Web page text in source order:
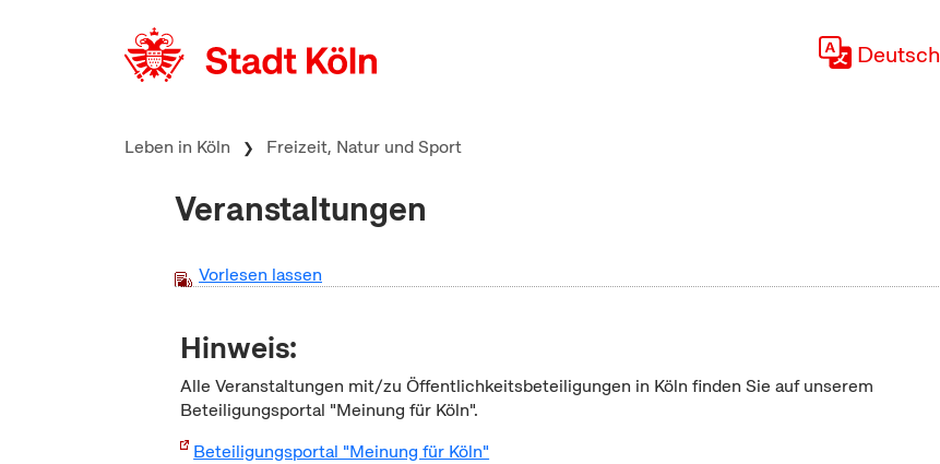
Deutsch
Leben in Köln Freizeit, Natur und Sport
Veranstaltungen
Vorlesen lassen
Hinweis:
Alle Veranstaltungen mit/zu Öffentlichkeitsbeteiligungen in Köln finden Sie auf unserem
Beteiligungsportal "Meinung für Köln".
Beteiligungsportal "Meinung für Köln"